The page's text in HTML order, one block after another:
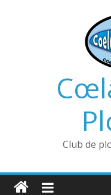
Club de